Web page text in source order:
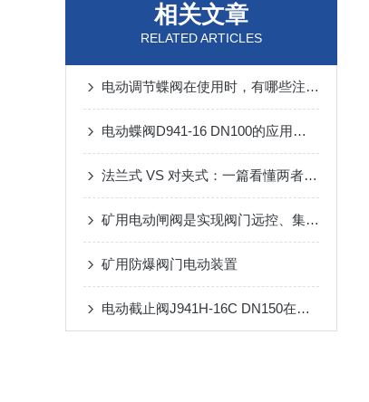
相关文章
RELATED ARTICLES
电动调节蝶阀在使用时，有哪些注意事项
电动蝶阀D941-16 DN100的应用与特性
法兰式 VS 对夹式：一篇看懂两者的核心差异
矿用电动闸阀是实现阀门远控、集控不可少的驱动装置
矿用防爆阀门电动装置
电动截止阀J941H-16C DN150在绿色生产中的重要作用